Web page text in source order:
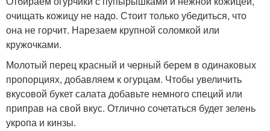
очищать кожицу не надо. Стоит только убедиться, что
она не горчит. Нарезаем крупной соломкой или
кружочками.
Молотый перец красный и черный берем в одинаковых
пропорциях, добавляем к огурцам. Чтобы увеличить
вкусовой букет салата добавьте немного специй или
приправ на свой вкус. Отлично сочетаться будет зелень
укропа и кинзы.